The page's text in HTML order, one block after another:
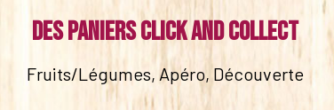
Des paniers click and collect
Fruits/Légumes, Apéro, Découverte